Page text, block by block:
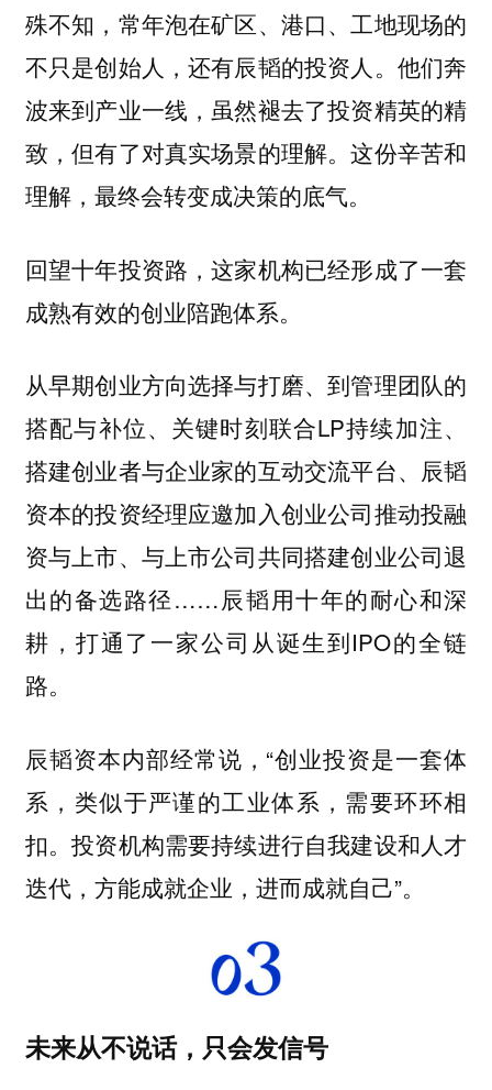
殊不知，常年泡在矿区、港口、工地现场的
不只是创始人，还有辰韬的投资人。他们奔
波来到产业一线，虽然褪去了投资精英的精
致，但有了对真实场景的理解。这份辛苦和
理解，最终会转变成决策的底气。
回望十年投资路，这家机构已经形成了一套
成熟有效的创业陪跑体系。
从早期创业方向选择与打磨、到管理团队的
搭配与补位、关键时刻联合LP持续加注、
搭建创业者与企业家的互动交流平台、辰韬
资本的投资经理应邀加入创业公司推动投融
资与上市、与上市公司共同搭建创业公司退
出的备选路径……辰韬用十年的耐心和深
耕，打通了一家公司从诞生到IPO的全链
路。
辰韬资本内部经常说，“创业投资是一套体
系，类似于严谨的工业体系，需要环环相
扣。投资机构需要持续进行自我建设和人才
迭代，方能成就企业，进而成就自己”。
未来从不说话，只会发信号